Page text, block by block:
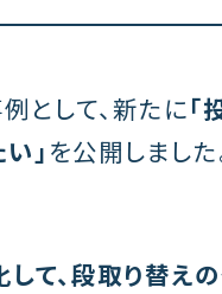
として、新たに
」 を公開しました
て、段取り替え